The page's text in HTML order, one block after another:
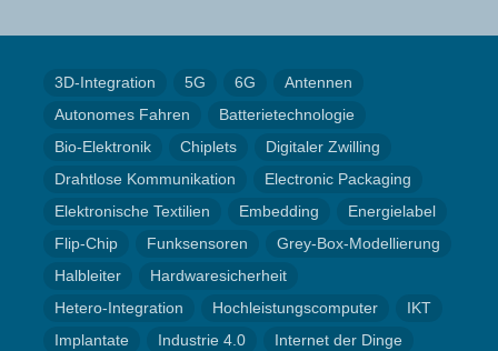
3D-Integration 5G 6G
Antennen
Autonomes Fahren
Batterietechnologie
Bio-Elektronik
Chiplets
Digitaler Zwilling
Drahtlose Kommunikation
Electronic Packaging
Elektronische Textilien
Embedding
Energielabel
Flip-Chip
Funksensoren
Grey-Box-Modellierung
Halbleiter
Hardwaresicherheit
Hetero-Integration
Hochleistungscomputer
IKT
Implantate
Industrie 4.0
Internet der Dinge